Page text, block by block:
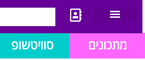
מתכונים סוויטשופ